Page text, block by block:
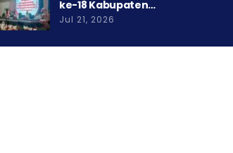
ke-18 Kabupaten…
Jul 21, 2026